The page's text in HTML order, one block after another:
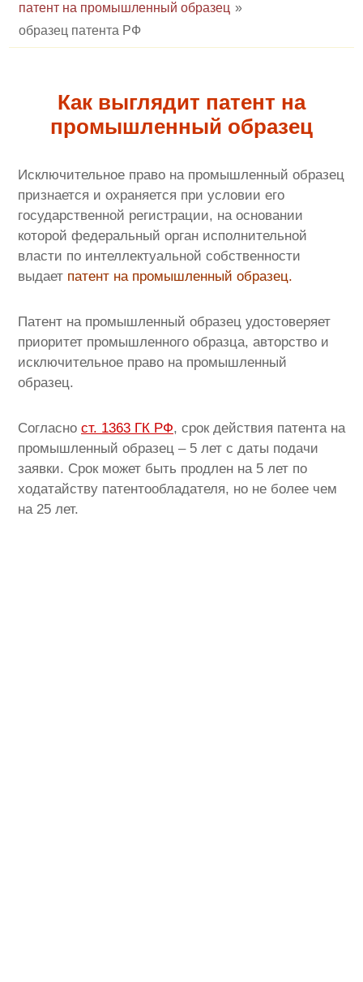
патент на промышленный образец
образец патента РФ
Как выглядит патент на
промышленный образец
Исключительное право на промышленный образец
признается и охраняется при условии его
государственной регистрации, на основании
которой федеральный орган исполнительной
власти по интеллектуальной собственности
выдает патент на промышленный образец.
Патент на промышленный образец удостоверяет
приоритет промышленного образца, авторство и
исключительное право на промышленный
образец.
Согласно ст. 1363 ГК РФ, срок действия патента на
промышленный образец – 5 лет с даты подачи
заявки. Срок может быть продлен на 5 лет по
ходатайству патентообладателя, но не более чем
на 25 лет.